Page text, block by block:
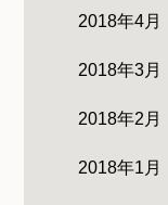
2018年4月
2018年3月
2018年2月
2018年1月